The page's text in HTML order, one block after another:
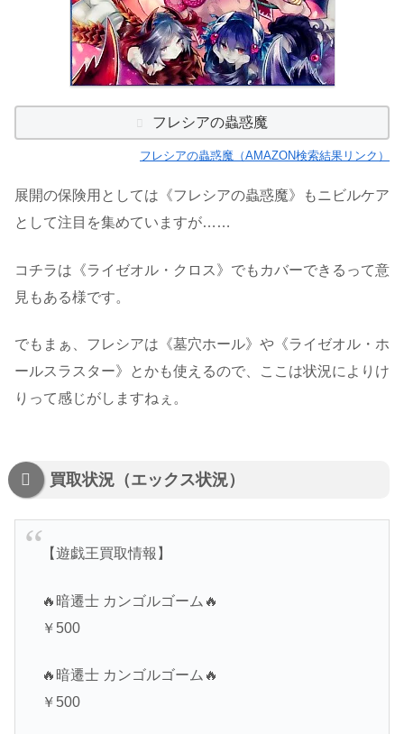
フレシアの蟲惑魔
フレシアの蟲惑魔（AMAZON検索結果リンク）
展開の保険用としては《フレシアの蟲惑魔》もニビルケア
として注目を集めていますが……
コチラは《ライゼオル・クロス》でもカバーできるって意
見もある様です。
でもまぁ、フレシアは《墓穴ホール》や《ライゼオル・ホ
ールスラスター》とかも使えるので、ここは状況によりけ
りって感じがしますねぇ。
買取状況（エックス状況）
【遊戯王買取情報】
🔥暗遷士 カンゴルゴーム🔥
￥500
🔥暗遷士 カンゴルゴーム🔥
￥500